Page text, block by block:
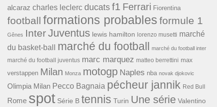
alcaraz charles leclerc ducats f1 Ferrari Fiorentina
football formations probables formule 1
Gênes InterJuventus lewis hamilton lorenzo musetti marché
du basket-ball
marché du football marché du football inter
marché du football juventus marc marquez matteo berrettini max
verstappen Milan Monza motogp Naples nba novak djokovic
Olimpia Milan Pecco Bagnaia pécheur jannik Red Bull
Rome spot Série B tennis Turin Une série Valentino